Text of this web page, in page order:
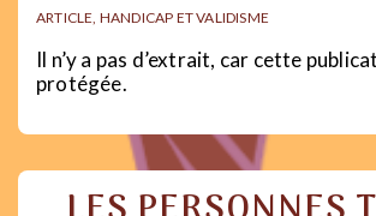
ARTICLE, HANDICAP ET VALIDISME
Il n’y a pas d’extrait, car cette
protégée.